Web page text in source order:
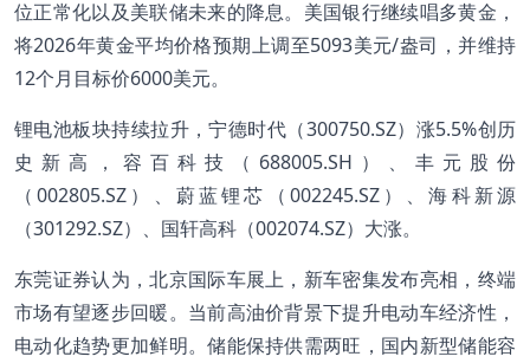
位正常化以及美联储未来的降息。美国银行继续唱多黄金，
将2026年黄金平均价格预期上调至5093美元/盎司，并维持
12个月目标价6000美元。
锂电池板块持续拉升，宁德时代（300750.SZ）涨5.5%创历
史新高，容百科技（688005.SH）、丰元股份
（002805.SZ）、蔚蓝锂芯（002245.SZ）、海科新源
（301292.SZ）、国轩高科（002074.SZ）大涨。
东莞证券认为，北京国际车展上，新车密集发布亮相，终端
市场有望逐步回暖。当前高油价背景下提升电动车经济性，
电动化趋势更加鲜明。储能保持供需两旺，国内新型储能容